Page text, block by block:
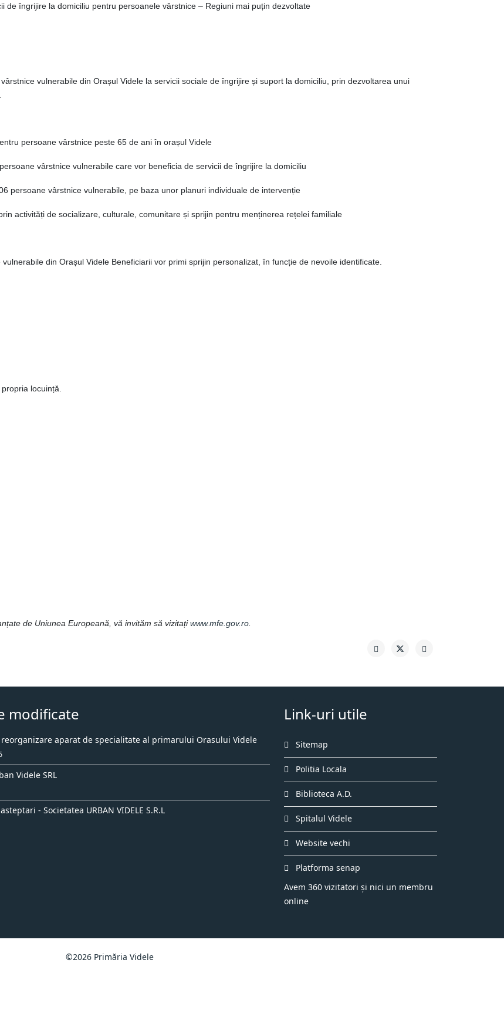
de îngrijire la domiciliu pentru persoanele vârstnice – Regiuni mai puțin dezvoltate
vulnerabile din Orașul Videle la servicii sociale de îngrijire și suport la domiciliu, prin dezvoltarea unui
persoane vârstnice peste 65 de ani în orașul Videle
vârstnice vulnerabile care vor beneficia de servicii de îngrijire la domiciliu
persoane vârstnice vulnerabile, pe baza unor planuri individuale de intervenție
activități de socializare, culturale, comunitare și sprijin pentru menținerea rețelei familiale
din Orașul Videle Beneficiarii vor primi sprijin personalizat, în funcție de nevoile identificate.
propria locuință
de Uniunea Europeană, vă invităm să vizitațiwww.mfe.gov.ro
modificate
aparat de specialitate al primarului Orasului Videle
Videle SRL
- Societatea URBAN VIDELE S.R.L
Link-uri utile
Sitemap
Politia Locala
Biblioteca A.D.
Spitalul Videle
Website vechi
Platforma senap
Avem 360 vizitatori și nici un membru
online
©2026 Primăria Videle